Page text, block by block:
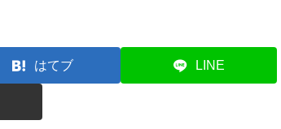
はてブ LINE